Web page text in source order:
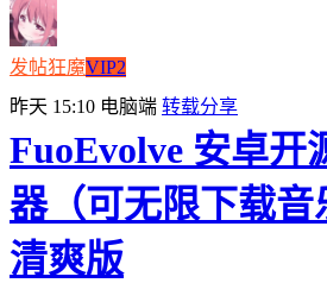
发帖狂魔VIP2
昨天 15:10 电脑端 转载分享
FuoEvolve 安卓开
器（可无限下载音
清爽版